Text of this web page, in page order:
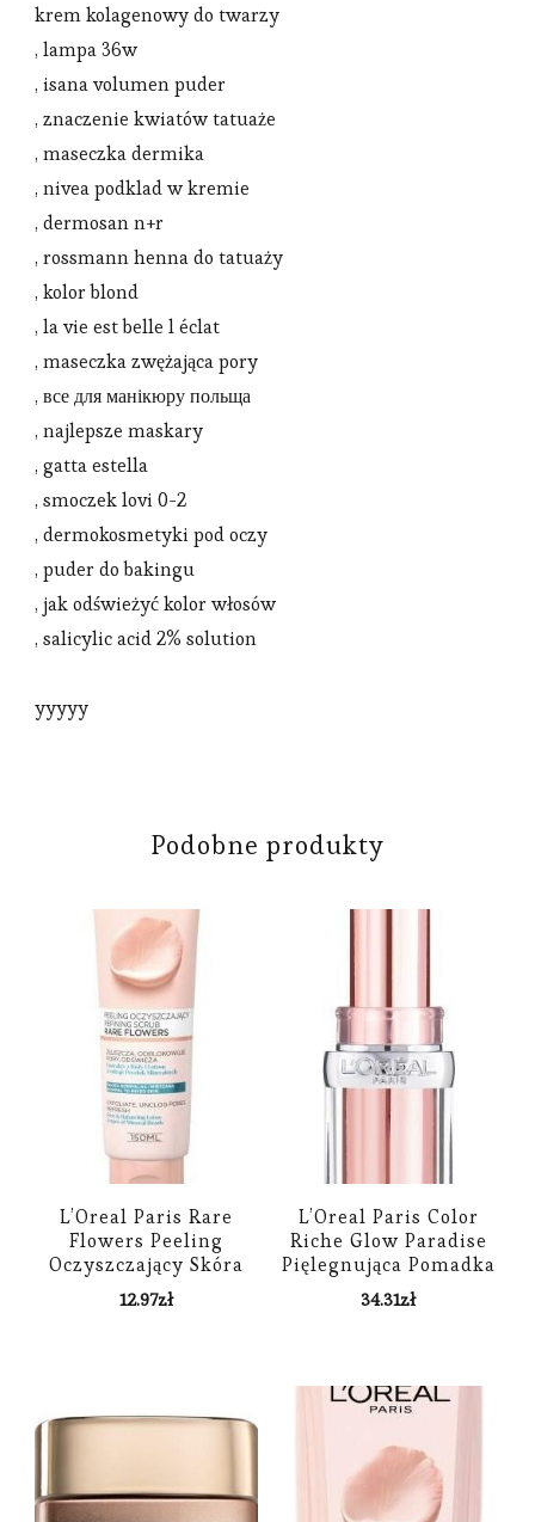
krem kolagenowy do twarzy
, lampa 36w
, isana volumen puder
, znaczenie kwiatów tatuaże
, maseczka dermika
, nivea podklad w kremie
, dermosan n+r
, rossmann henna do tatuaży
, kolor blond
, la vie est belle l éclat
, maseczka zwężająca pory
, все для манікюру польща
, najlepsze maskary
, gatta estella
, smoczek lovi 0-2
, dermokosmetyki pod oczy
, puder do bakingu
, jak odświeżyć kolor włosów
, salicylic acid 2% solution
yyyyy
Podobne produkty
L’Oreal Paris Rare
Flowers Peeling
Oczyszczający Skóra
Normalna I Mieszana
150 ml
12.97zł
L’Oreal Paris Color
Riche Glow Paradise
Pięlegnująca Pomadka
do ust 111 Pink
Wonderland
34.31zł